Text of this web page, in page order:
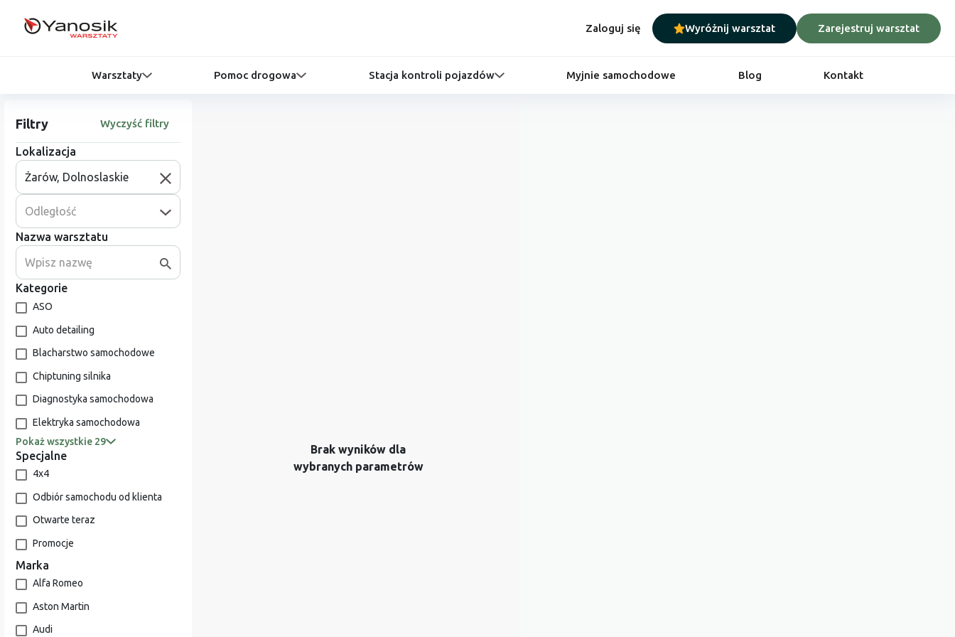
Zaloguj się Wyróżnij warsztat Zarejestruj warsztat
Warsztaty Pomoc drogowa Stacja kontroli pojazdów Myjnie samochodowe Blog Kontakt
Filtry Wyczyść filtry
Lokalizacja
Odległość
Nazwa warsztatu
Kategorie
ASO
Auto detailing
Blacharstwo samochodowe
Chiptuning silnika
Diagnostyka samochodowa
Elektryka samochodowa
Pokaż wszystkie 29
Specjalne
4x4
Odbiór samochodu od klienta
Otwarte teraz
Promocje
Marka
Alfa Romeo
Aston Martin
Audi
Brak wyników dla
wybranych parametrów